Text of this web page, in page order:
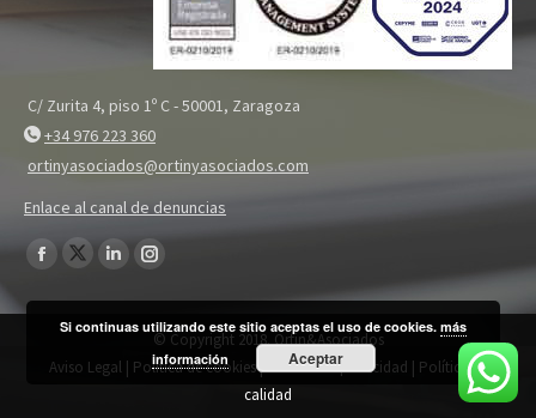
C/ Zurita 4, piso 1º C - 50001, Zaragoza
+34 976 223 360
ortinyasociados@ortinyasociados.com
Enlace al canal de denuncias
Encuéntranos en:
Facebook
page
opens
in
Twitter
page
opens
in
Linkedin
page
opens
in
Instagram
page
opens
in
© Copyright 2018. Ortin&Asociados
Aviso Legal | Política de cookies|Política de privacidad | Política de
calidad
Si continuas utilizando este sitio aceptas el uso de cookies.más
información
Aceptar